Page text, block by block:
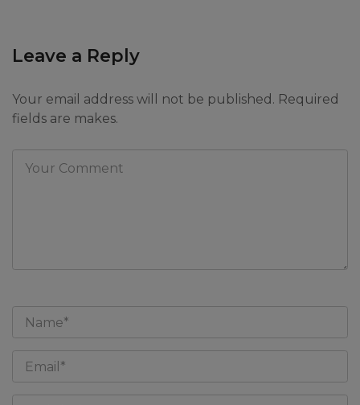
Leave a Reply
Your email address will not be published. Required
fields are makes.